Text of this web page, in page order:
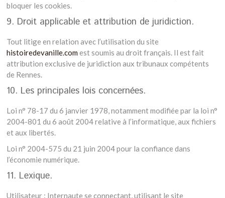
bloquer les cookies.
9. Droit applicable et attribution de juridiction.
Tout litige en relation avec l’utilisation du site
histoiredevanille.com est soumis au droit français. Il est fait
attribution exclusive de juridiction aux tribunaux compétents
de Rennes.
10. Les principales lois concernées.
Loi n° 78-17 du 6 janvier 1978, notamment modifiée par la loi n°
2004-801 du 6 août 2004 relative à l’informatique, aux fichiers
et aux libertés.
Loi n° 2004-575 du 21 juin 2004 pour la confiance dans
l’économie numérique.
11. Lexique.
Utilisateur : Internaute se connectant, utilisant le site